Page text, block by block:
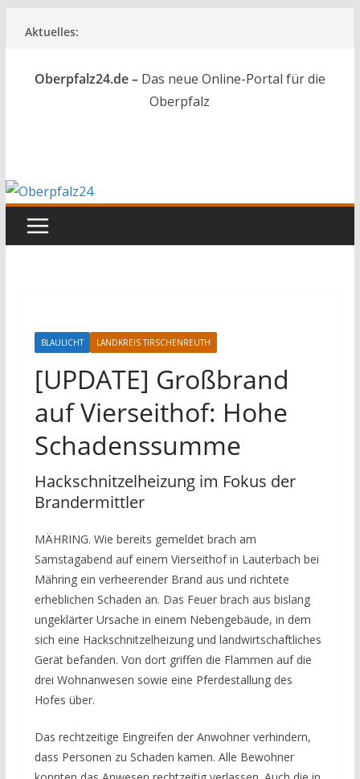
Inhalt
Aktuelles:
Oberpfalz24.de – Das neue Online-Portal für die
Oberpfalz
BLAULICHT LANDKREIS TIRSCHENREUTH
[UPDATE] Großbrand
auf Vierseithof: Hohe
Schadenssumme
Hackschnitzelheizung im Fokus der
Brandermittler
MÄHRING. Wie bereits gemeldet brach am
Samstagabend auf einem Vierseithof in Lauterbach bei
Mähring ein verheerender Brand aus und richtete
erheblichen Schaden an. Das Feuer brach aus bislang
ungeklärter Ursache in einem Nebengebäude, in dem
sich eine Hackschnitzelheizung und landwirtschaftliches
Gerät befanden. Von dort griffen die Flammen auf die
drei Wohnanwesen sowie eine Pferdestallung des
Hofes über.
Das rechtzeitige Eingreifen der Anwohner verhindern,
dass Personen zu Schaden kamen. Alle Bewohner